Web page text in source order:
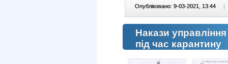
Опубліковано: 9-03-2021, 13:44 |
Накази
під час карантину